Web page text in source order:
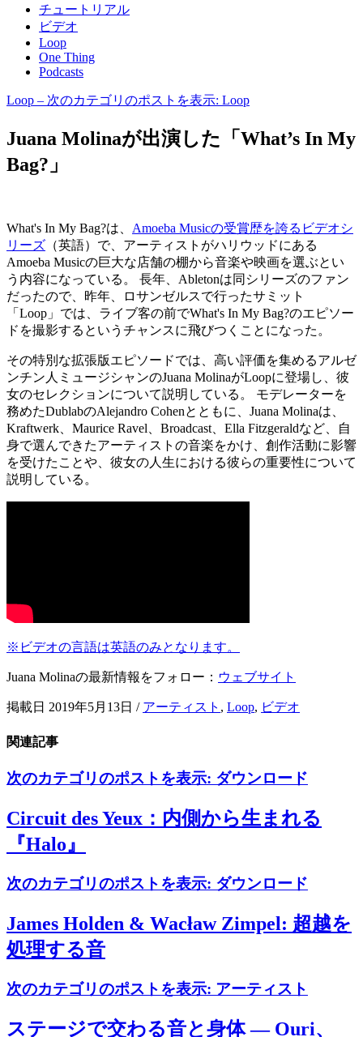
チュートリアル
ビデオ
Loop
One Thing
Podcasts
Loop – 次のカテゴリのポストを表示: Loop
Juana Molinaが出演した「What’s In My
Bag?」
What's In My Bag?は、 Amoeba Musicの受賞歴を誇るビデオシ
リーズ （英語）で、アーティストがハリウッドにある
Amoeba Musicの巨大な店舗の棚から音楽や映画を選ぶとい
う内容になっている。 長年、Abletonは同シリーズのファン
だったので、昨年、ロサンゼルスで行ったサミット
「Loop」では、ライブ客の前でWhat's In My Bag?のエピソー
ドを撮影するというチャンスに飛びつくことになった。
その特別な拡張版エピソードでは、高い評価を集めるアルゼ
ンチン人ミュージシャンのJuana MolinaがLoopに登場し、彼
女のセレクションについて説明している。 モデレーターを
務めたDublabのAlejandro Cohenとともに、Juana Molinaは、
Kraftwerk、Maurice Ravel、Broadcast、Ella Fitzgeraldなど、自
身で選んできたアーティストの音楽をかけ、創作活動に影響
を受けたことや、彼女の人生における彼らの重要性について
説明している。
※ビデオの言語は英語のみとなります。
Juana Molinaの最新情報をフォロー： ウェブサイト
掲載日 2019年5月13日 / アーティスト , Loop, ビデオ
関連記事
次のカテゴリのポストを表示: ダウンロード
Circuit des Yeux：内側から生まれる
『Halo』
次のカテゴリのポストを表示: ダウンロード
James Holden & Wacław Zimpel: 超越を
処理する音
次のカテゴリのポストを表示: アーティスト
ステージで交わる音と身体 — Ouri、